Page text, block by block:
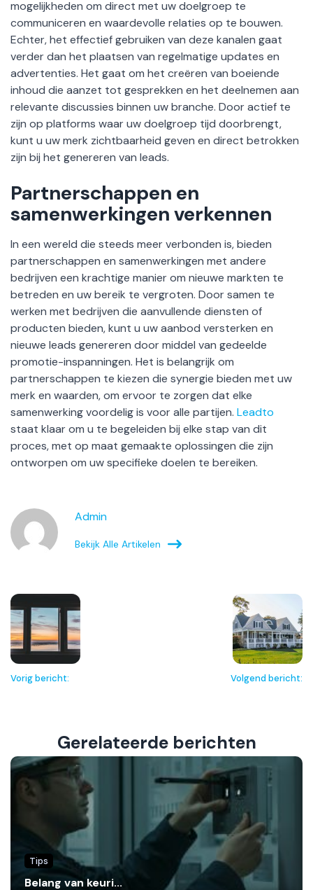
mogelijkheden om direct met uw doelgroep te
communiceren en waardevolle relaties op te bouwen.
Echter, het effectief gebruiken van deze kanalen gaat
verder dan het plaatsen van regelmatige updates en
advertenties. Het gaat om het creëren van boeiende
inhoud die aanzet tot gesprekken en het deelnemen aan
relevante discussies binnen uw branche. Door actief te
zijn op platforms waar uw doelgroep tijd doorbrengt,
kunt u uw merk zichtbaarheid geven en direct betrokken
zijn bij het genereren van leads.
Partnerschappen en
samenwerkingen verkennen
In een wereld die steeds meer verbonden is, bieden
partnerschappen en samenwerkingen met andere
bedrijven een krachtige manier om nieuwe markten te
betreden en uw bereik te vergroten. Door samen te
werken met bedrijven die aanvullende diensten of
producten bieden, kunt u uw aanbod versterken en
nieuwe leads genereren door middel van gedeelde
promotie-inspanningen. Het is belangrijk om
partnerschappen te kiezen die synergie bieden met uw
merk en waarden, om ervoor te zorgen dat elke
samenwerking voordelig is voor alle partijen. Leadto
staat klaar om u te begeleiden bij elke stap van dit
proces, met op maat gemaakte oplossingen die zijn
ontworpen om uw specifieke doelen te bereiken.
Admin
Bekijk Alle Artikelen
Vorig bericht: Volgend bericht:
Gerelateerde berichten
Tips
Belang van keuri...